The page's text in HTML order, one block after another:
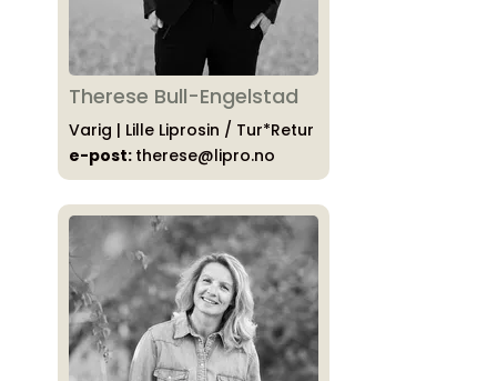
Therese Bull-Engelstad
Varig | Lille Liprosin / Tur*Retur
e-post: therese@lipro.no